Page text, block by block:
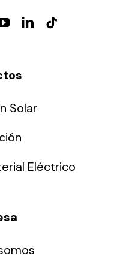
Solar
Eléctrico